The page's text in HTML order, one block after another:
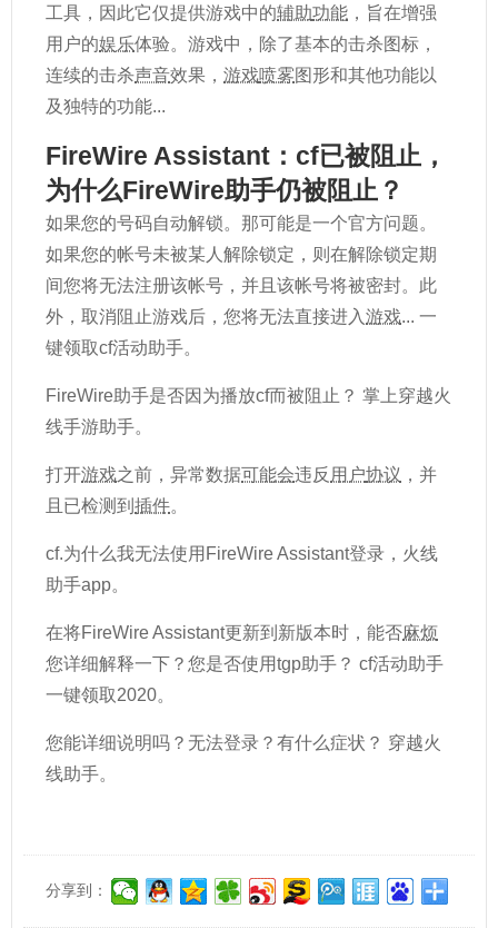
工具，因此它仅提供游戏中的辅助功能 ，旨在增强
用户的娱乐体验。游戏中，除了基本的击杀图标，
连续的击杀声音效果， 游戏喷雾图形和其他功能以
及独特的功能...
FireWire Assistant：cf已被阻止，
为什么FireWire助手仍被阻止？
如果您的号码自动解锁。那可能是一个官方问题。
如果您的帐号未被某人解除锁定，则在解除锁定期
间您将无法注册该帐号，并且该帐号将被密封。此
外，取消阻止游戏后，您将无法直接进入游戏... 一
键领取cf活动助手。
FireWire助手是否因为播放cf而被阻止？ 掌上穿越火
线手游助手。
打开游戏之前，异常数据可能会违反 用户协议 ，并
且已检测到 插件。
cf.为什么我无法使用FireWire Assistant登录，火线
助手app。
在将FireWire Assistant更新到新版本时，能否麻烦
您详细解释一下？您是否使用tgp助手？ cf活动助手
一键领取2020。
您能详细说明吗？无法登录？有什么症状？ 穿越火
线助手。
分享到：